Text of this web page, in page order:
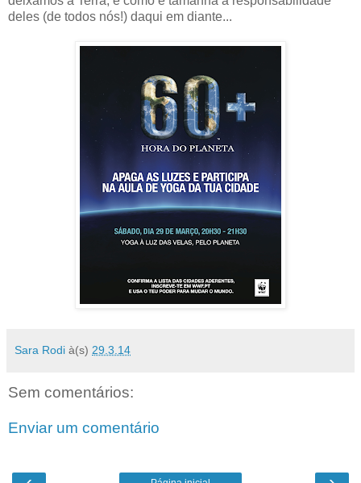
deles (de todos nós!) daqui em diante...
Sara Rodi à(s) 29.3.14
Sem comentários:
Enviar um comentário